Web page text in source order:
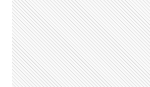
VENCEDORA
DO
BBB21